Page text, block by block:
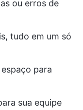
ou erros de
tudo em um só
para
sua equipe